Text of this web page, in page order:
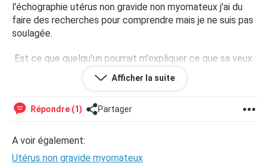
l'échographie utérus non gravide non myomateux j'ai du
faire des recherches pour comprendre mais je ne suis pas
soulagée.
Est ce que quelqu'un pourrait m'expliquer ce que sa veux
dire pour mieux comprendre merci
Afficher la suite
Répondre (1) Partager
A voir également:
Utérus non gravide myomateux